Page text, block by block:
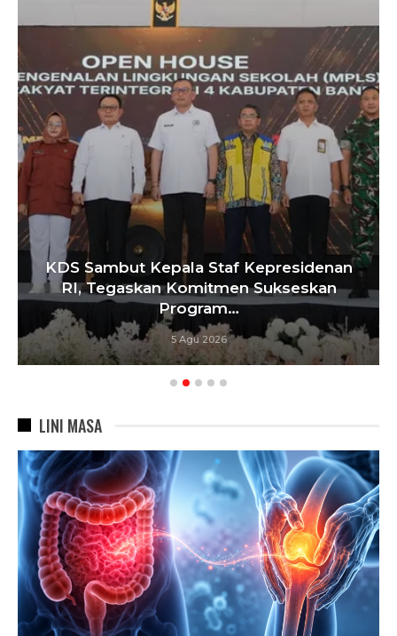
KDS Sambut Kepala Staf Kepresidenan
RI, Tegaskan Komitmen Sukseskan
Program…
5 Agu 2026
LINI MASA